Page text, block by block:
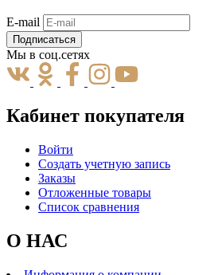
E-mail
Подписаться
Мы в соц.сетях
Кабинет покупателя
Войти
Создать учетную запись
Заказы
Отложенные товары
Список сравнения
О НАС